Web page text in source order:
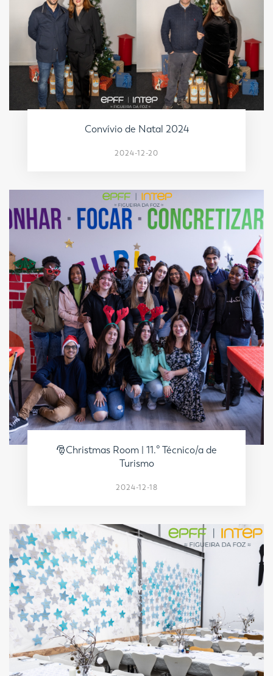
Convívio de Natal 2024
2024-12-20
🎅Christmas Room | 11.º Técnico/a de
Turismo
2024-12-18